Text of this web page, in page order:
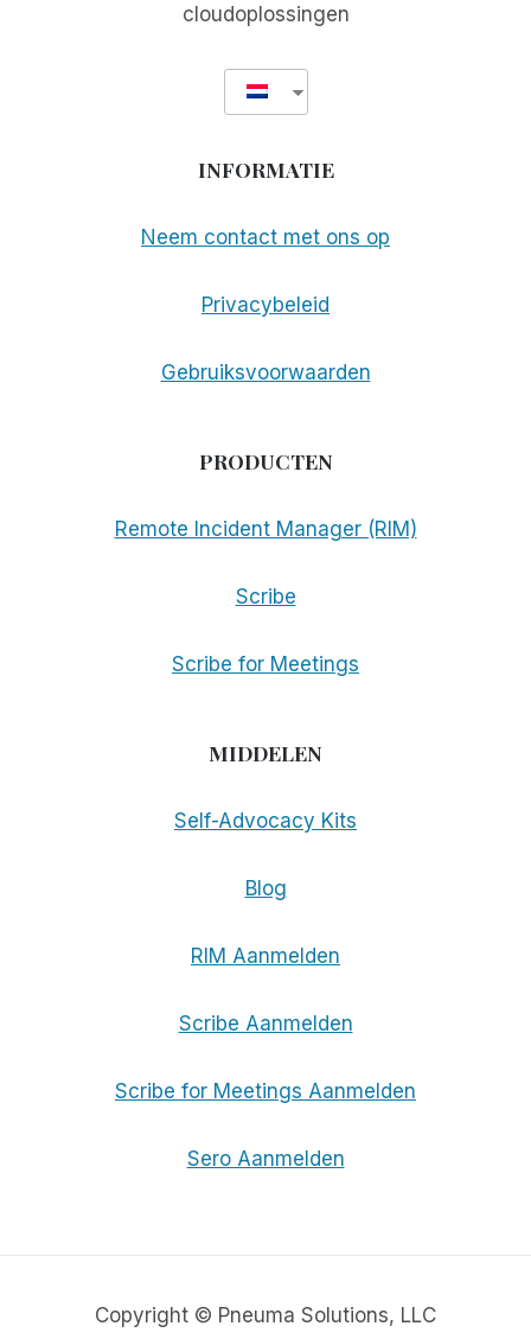
cloudoplossingen
INFORMATIE
Neem contact met ons op
Privacybeleid
Gebruiksvoorwaarden
PRODUCTEN
Remote Incident Manager (RIM)
Scribe
Scribe for Meetings
MIDDELEN
Self-Advocacy Kits
Blog
RIM Aanmelden
Scribe Aanmelden
Scribe for Meetings Aanmelden
Sero Aanmelden
Copyright © Pneuma Solutions, LLC